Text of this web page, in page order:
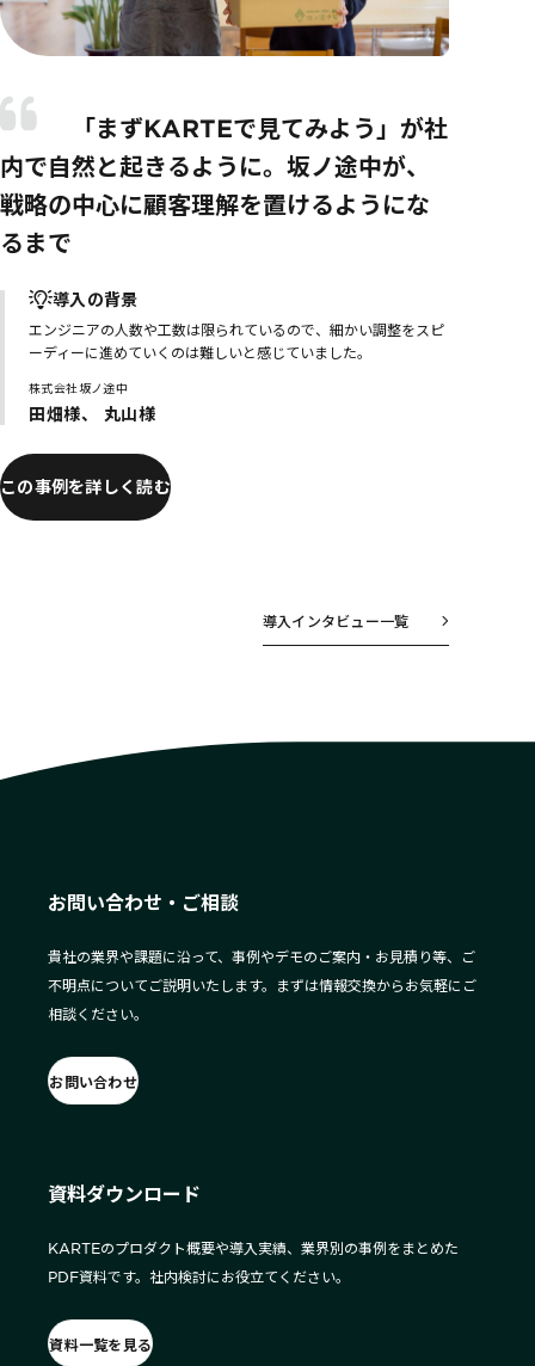
「まずKARTEで見てみよう」が社
内で自然と起きるように。坂ノ途中が、
戦略の中心に顧客理解を置けるようにな
るまで
導入の背景
エンジニアの人数や工数は限られているので、細かい調整をスピ
ーディーに進めていくのは難しいと感じていました。
株式会社坂ノ途中
田畑様、 丸山様
この事例を詳しく読む
導入インタビュー一覧
お問い合わせ・ご相談
貴社の業界や課題に沿って、事例やデモのご案内・お見積り等、ご
不明点についてご説明いたします。まずは情報交換からお気軽にご
相談ください。
お問い合わせ
資料ダウンロード
KARTEのプロダクト概要や導入実績、業界別の事例をまとめた
PDF資料です。社内検討にお役立てください。
資料一覧を見る